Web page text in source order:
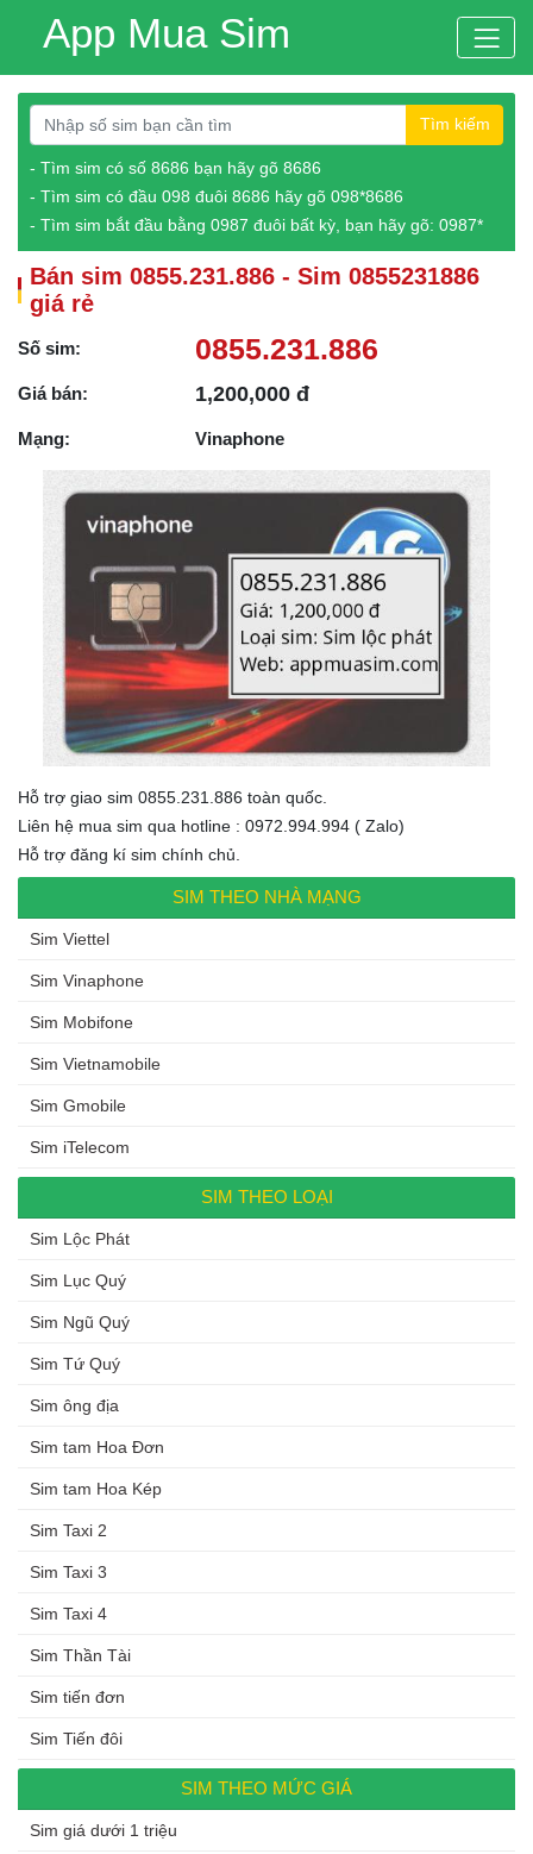
App Mua Sim
Tìm kiếm
- Tìm sim có số 8686 bạn hãy gõ 8686
- Tìm sim có đầu 098 đuôi 8686 hãy gõ 098*8686
- Tìm sim bắt đầu bằng 0987 đuôi bất kỳ, bạn hãy gõ: 0987*
Bán sim 0855.231.886 - Sim 0855231886
giá rẻ
Số sim: 0855.231.886
Giá bán: 1,200,000 đ
Mạng: Vinaphone
Hỗ trợ giao sim 0855.231.886 toàn quốc.
Liên hệ mua sim qua hotline : 0972.994.994 ( Zalo)
Hỗ trợ đăng kí sim chính chủ.
SIM THEO NHÀ MẠNG
Sim Viettel
Sim Vinaphone
Sim Mobifone
Sim Vietnamobile
Sim Gmobile
Sim iTelecom
SIM THEO LOẠI
Sim Lộc Phát
Sim Lục Quý
Sim Ngũ Quý
Sim Tứ Quý
Sim ông địa
Sim tam Hoa Đơn
Sim tam Hoa Kép
Sim Taxi 2
Sim Taxi 3
Sim Taxi 4
Sim Thần Tài
Sim tiến đơn
Sim Tiến đôi
SIM THEO MỨC GIÁ
Sim giá dưới 1 triệu